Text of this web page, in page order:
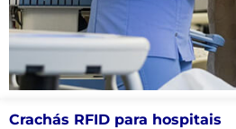
Crachás RFID para hospitais